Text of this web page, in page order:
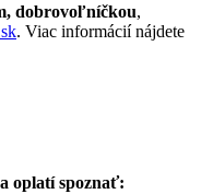
dobrovoľníčkou,
. Viac informácií nájdete
oplatí spoznať: